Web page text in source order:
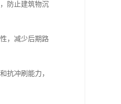
防止建筑物沉
，减少后期路
抗冲刷能力，